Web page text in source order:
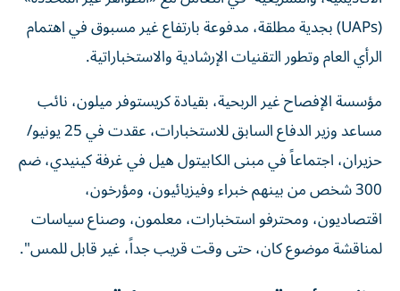
(UAPs) بجدية مطلقة، مدفوعة بارتفاع غير مسبوق في اهتمام
الرأي العام وتطور التقنيات الإرشادية والاستخباراتية.
مؤسسة الإفصاح غير الربحية، بقيادة كريستوفر ميلون، نائب
مساعد وزير الدفاع السابق للاستخبارات، عقدت في 25 يونيو/
حزيران، اجتماعاً في مبنى الكابيتول هيل في غرفة كينيدي، ضم
300 شخص من بينهم خبراء وفيزيائيون، ومؤرخون،
اقتصاديون، ومحترفو استخبارات، معلمون، وصناع سياسات
لمناقشة موضوع كان، حتى وقت قريب جداً، غير قابل للمس".